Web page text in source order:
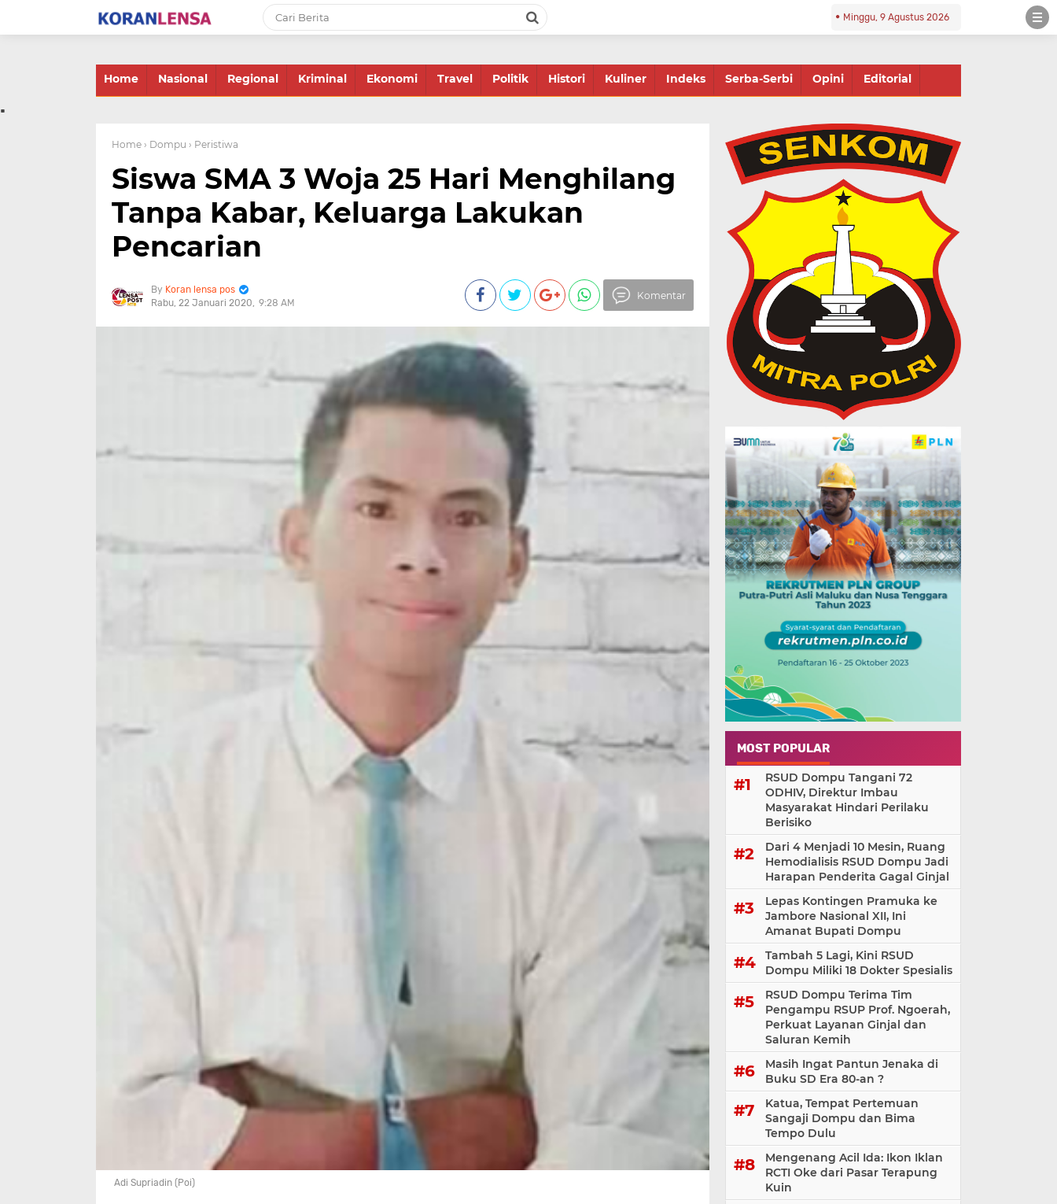
Minggu, 9 Agustus 2026
Home Nasional Regional Kriminal Ekonomi Travel Politik Histori Kuliner Indeks Serba-Serbi Opini Editorial
.
Home › Dompu › Peristiwa
Siswa SMA 3 Woja 25 Hari Menghilang
Tanpa Kabar, Keluarga Lakukan
Pencarian
Koran lensa pos
Rabu, 22 Januari 2020
9:28 AM
Komentar
Adi Supriadin (Poi)
MOST POPULAR
RSUD Dompu Tangani 72
ODHIV, Direktur Imbau
Masyarakat Hindari Perilaku
Berisiko
Dari 4 Menjadi 10 Mesin, Ruang
Hemodialisis RSUD Dompu Jadi
Harapan Penderita Gagal Ginjal
Lepas Kontingen Pramuka ke
Jambore Nasional XII, Ini
Amanat Bupati Dompu
Tambah 5 Lagi, Kini RSUD
Dompu Miliki 18 Dokter Spesialis
RSUD Dompu Terima Tim
Pengampu RSUP Prof. Ngoerah,
Perkuat Layanan Ginjal dan
Saluran Kemih
Masih Ingat Pantun Jenaka di
Buku SD Era 80-an ?
Katua, Tempat Pertemuan
Sangaji Dompu dan Bima
Tempo Dulu
Mengenang Acil Ida: Ikon Iklan
RCTI Oke dari Pasar Terapung
Kuin